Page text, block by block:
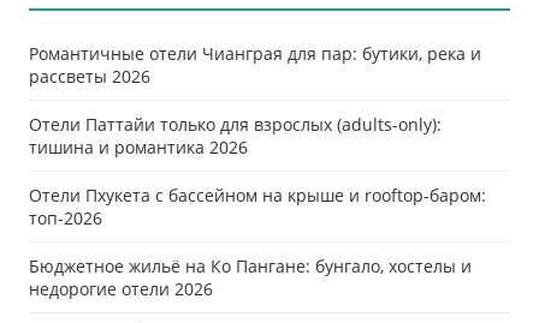
Романтичные отели Чианграя для пар: бутики, река и
рассветы 2026
Отели Паттайи только для взрослых (adults-only):
тишина и романтика 2026
Отели Пхукета с бассейном на крыше и rooftop-баром:
топ-2026
Бюджетное жильё на Ко Пангане: бунгало, хостелы и
недорогие отели 2026